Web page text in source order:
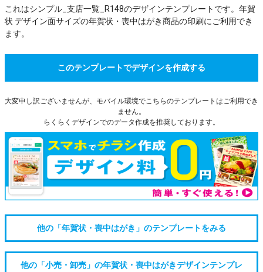
これはシンプル_支店一覧_R148のデザインテンプレートです。年賀
状 デザイン面サイズの年賀状・喪中はがき商品の印刷にご利用でき
ます。
このテンプレートでデザインを作成する
大変申し訳ございませんが、モバイル環境でこちらのテンプレートはご利用でき
ません。
らくらくデザインでのデータ作成を推奨しております。
他の「年賀状・喪中はがき」のテンプレートをみる
他の「小売・卸売」の年賀状・喪中はがきデザインテンプレ